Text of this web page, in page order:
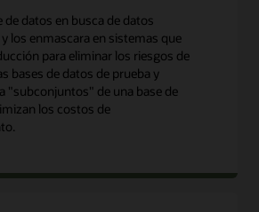
de datos en busca de datos
los enmascara en sistemas que
para eliminar los riesgos de
bases de datos de prueba y
"subconjuntos" de una base de
los costos de